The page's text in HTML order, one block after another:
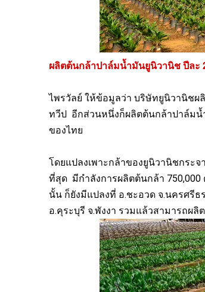
ผลิตต้นกล้าปาล์มน้ำมันยูนิวานิช ปีละ
ไพรวัลย์ ให้ข้อมูลว่า บริษัทยูนิวานิชผ
ทวีป อีกส่วนหนึ่งก็ผลิตต้นกล้าปาล์มน้
ของไทย
โดยแปลงเพาะกล้าของยูนิวานิชกระ
ที่สุด มีกำลังการผลิตต้นกล้า
นั้น ก็ยังมีแปลงที่ อ.ชะอวด จ.นครศรี
อ.คุระบุรี จ.พังงา รวมแล้วสามารถผ